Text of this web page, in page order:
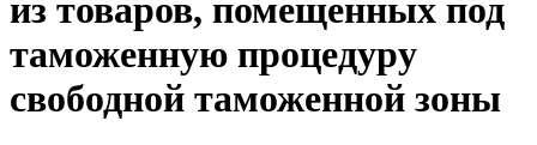
из товаров, помещенных под
таможенную процедуру
свободной таможенной зоны